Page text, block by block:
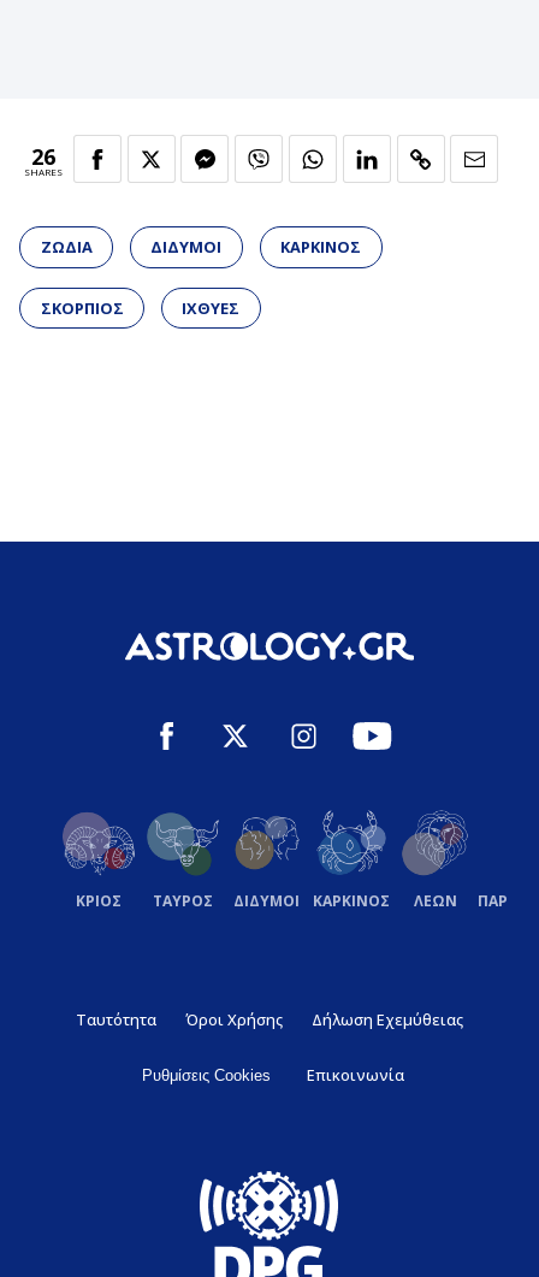
26
SHARES
ΖΩΔΙΑ ΔΙΔΥΜΟΙ ΚΑΡΚΙΝΟΣ
ΣΚΟΡΠΙΟΣ ΙΧΘΥΕΣ
ΚΡΙΟΣ ΤΑΥΡΟΣ ΔΙΔΥΜΟΙ ΚΑΡΚΙΝΟΣ ΛΕΩΝ
Ταυτότητα Όροι Χρήσης Δήλωση Εχεμύθειας
Ρυθμίσεις Cookies Επικοινωνία